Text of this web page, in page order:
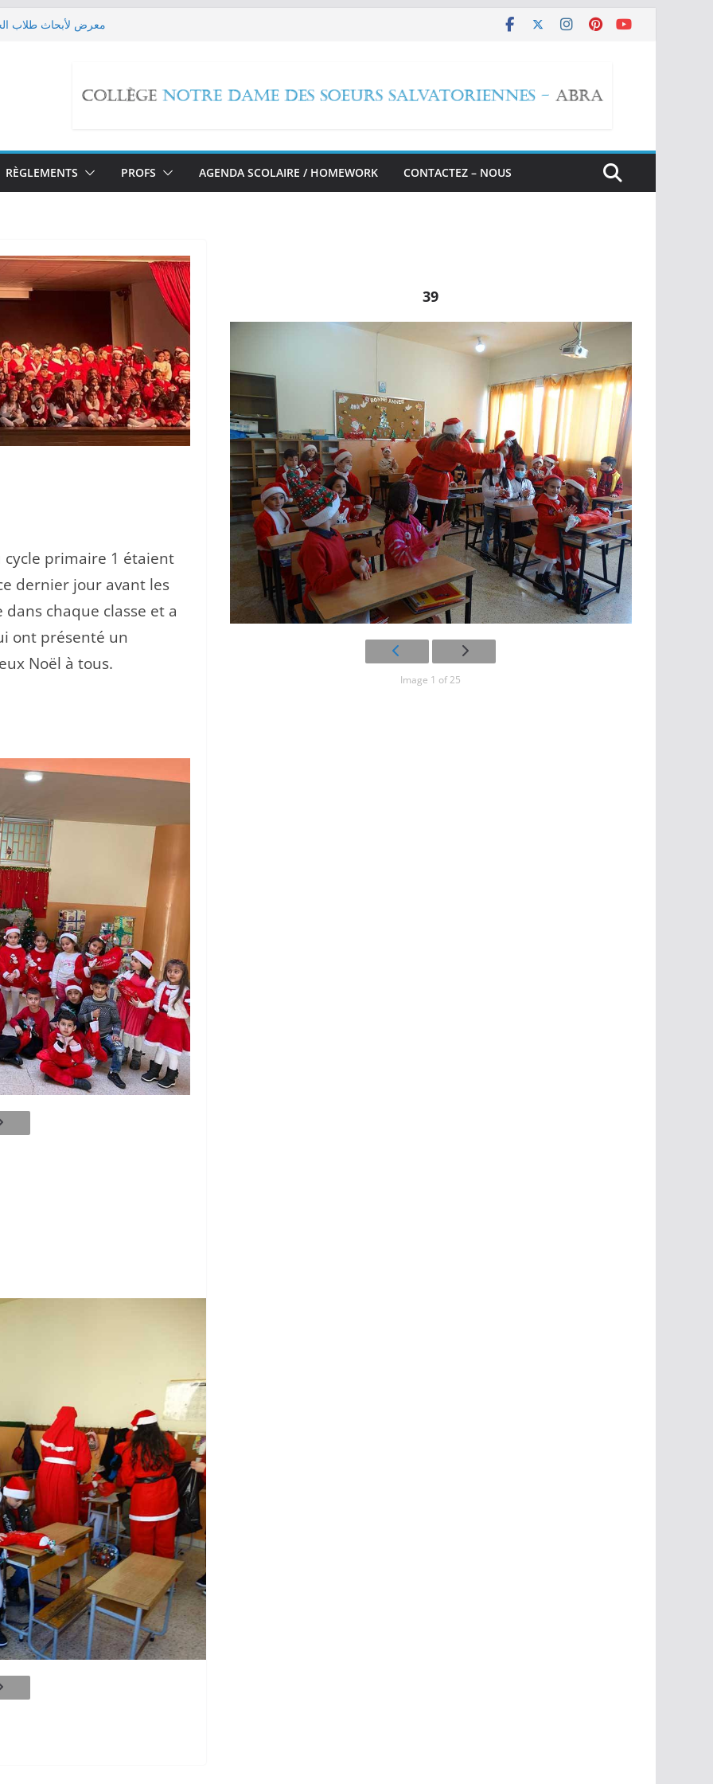
معرض لأبحاث طلاب
مسيرة صلاة بمناسبة
RÈGLEMENTS PROFS AGENDA SCOLAIRE / HOMEWORK CONTACTEZ – NOUS
cycle primaire 1 étaient
dernier jour avant les
chaque classe et a
ont présenté un
Noël à tous.
39
Image 1 of 25